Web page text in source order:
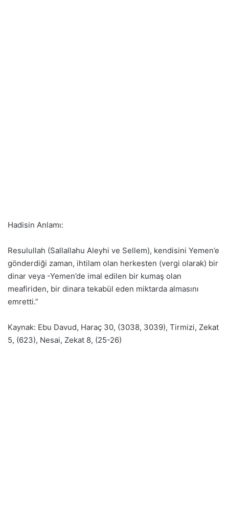
Hadisin Anlamı:
Resulullah (Sallallahu Aleyhi ve Sellem), kendisini Yemen’e
gönderdiği zaman, ihtilam olan herkesten (vergi olarak) bir
dinar veya -Yemen’de imal edilen bir kumaş olan
meafiriden, bir dinara tekabül eden miktarda almasını
emretti.”
Kaynak: Ebu Davud, Haraç 30, (3038, 3039), Tirmizi, Zekat
5, (623), Nesai, Zekat 8, (25-26)